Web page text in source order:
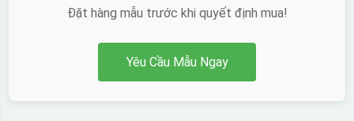
Đặt hàng mẫu trước khi quyết định mua!
Yêu Cầu Mẫu Ngay